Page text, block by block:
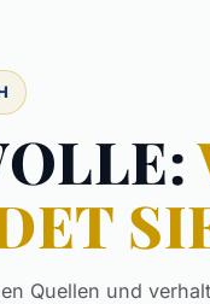
Quellen und